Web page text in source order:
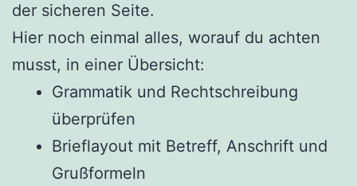
der sicheren Seite.
Hier noch einmal alles, worauf du achten
musst, in einer Übersicht:
Grammatik und Rechtschreibung
überprüfen
Brieflayout mit Betreff, Anschrift und
Grußformeln